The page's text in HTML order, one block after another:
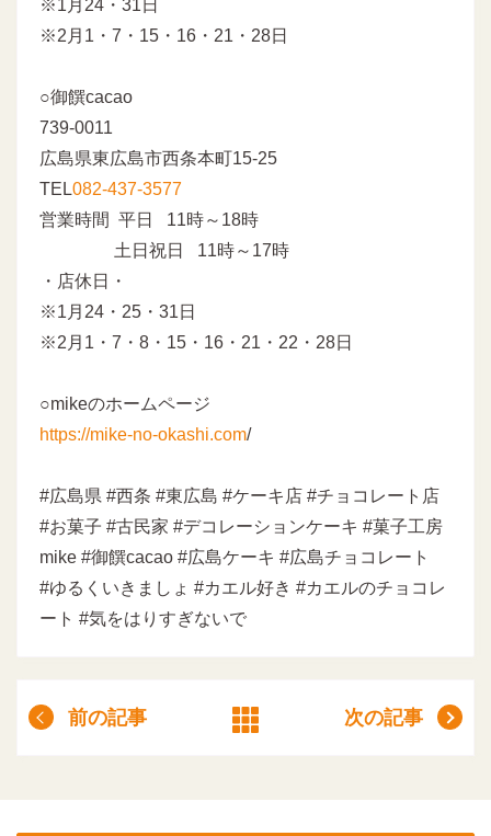
※1月24・31日
※2月1・7・15・16・21・28日
○御饌cacao
739-0011
広島県東広島市西条本町15-25
TEL082-437-3577
営業時間 平日 11時～18時
土日祝日 11時～17時
・店休日・
※1月24・25・31日
※2月1・7・8・15・16・21・22・28日
○mikeのホームページ
https://mike-no-okashi.com/
#広島県 #西条 #東広島 #ケーキ店 #チョコレート店
#お菓子 #古民家 #デコレーションケーキ #菓子工房
mike #御饌cacao #広島ケーキ #広島チョコレート
#ゆるくいきましょ #カエル好き #カエルのチョコレ
ート #気をはりすぎないで
前の記事 次の記事